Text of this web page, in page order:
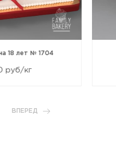
18 лет № 1704
руб/кг
ВПЕРЕД